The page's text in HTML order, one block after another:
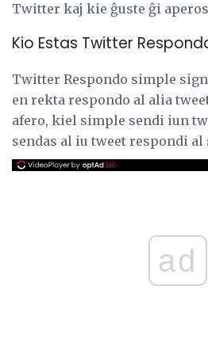
Twitter kaj kie ĝuste ĝi
Kio Estas Twitter
Twitter Respondo simple
en rekta respondo al alia
afero, kiel simple sendi iun
sendas al iu tweet respondi al
ad